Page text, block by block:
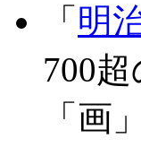
「 明
700
「画